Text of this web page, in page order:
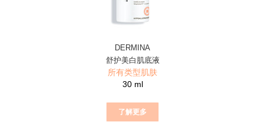
DERMINA
舒护美白肌底液
所有类型肌肤
30 ml
了解更多